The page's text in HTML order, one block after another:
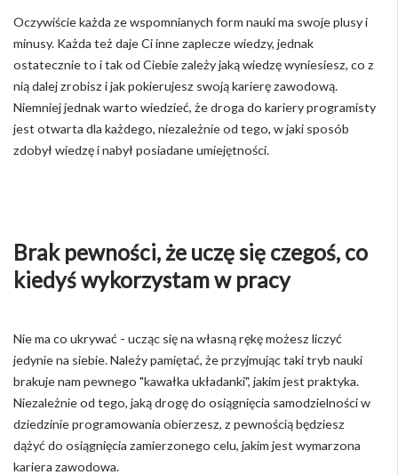
Oczywiście każda ze wspomnianych form nauki ma swoje plusy i
minusy. Każda też daje Ci inne zaplecze wiedzy, jednak
ostatecznie to i tak od Ciebie zależy jaką wiedzę wyniesiesz, co z
nią dalej zrobisz i jak pokierujesz swoją karierę zawodową.
Niemniej jednak warto wiedzieć, że droga do kariery programisty
jest otwarta dla każdego, niezależnie od tego, w jaki sposób
zdobył wiedzę i nabył posiadane umiejętności.
Brak pewności, że uczę się czegoś, co
kiedyś wykorzystam w pracy
Nie ma co ukrywać - ucząc się na własną rękę możesz liczyć
jedynie na siebie. Należy pamiętać, że przyjmując taki tryb nauki
brakuje nam pewnego "kawałka układanki", jakim jest praktyka.
Niezależnie od tego, jaką drogę do osiągnięcia samodzielności w
dziedzinie programowania obierzesz, z pewnością będziesz
dążyć do osiągnięcia zamierzonego celu, jakim jest wymarzona
kariera zawodowa.